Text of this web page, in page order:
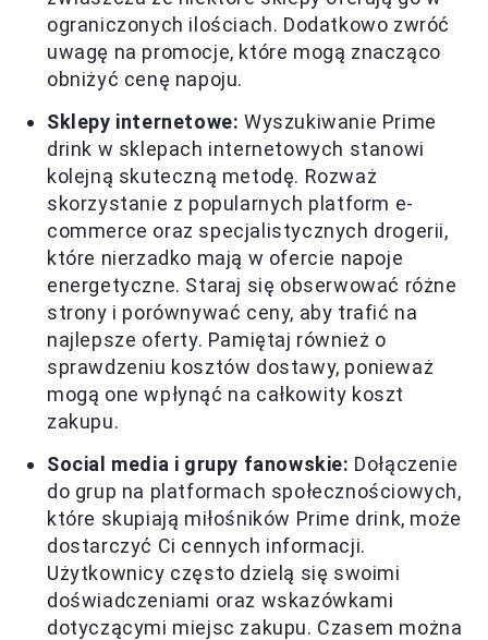
ograniczonych ilościach. Dodatkowo zwróć
uwagę na promocje, które mogą znacząco
obniżyć cenę napoju.
Sklepy internetowe: Wyszukiwanie Prime
drink w sklepach internetowych stanowi
kolejną skuteczną metodę. Rozważ
skorzystanie z popularnych platform e-
commerce oraz specjalistycznych drogerii,
które nierzadko mają w ofercie napoje
energetyczne. Staraj się obserwować różne
strony i porównywać ceny, aby trafić na
najlepsze oferty. Pamiętaj również o
sprawdzeniu kosztów dostawy, ponieważ
mogą one wpłynąć na całkowity koszt
zakupu.
Social media i grupy fanowskie: Dołączenie
do grup na platformach społecznościowych,
które skupiają miłośników Prime drink, może
dostarczyć Ci cennych informacji.
Użytkownicy często dzielą się swoimi
doświadczeniami oraz wskazówkami
dotyczącymi miejsc zakupu. Czasem można